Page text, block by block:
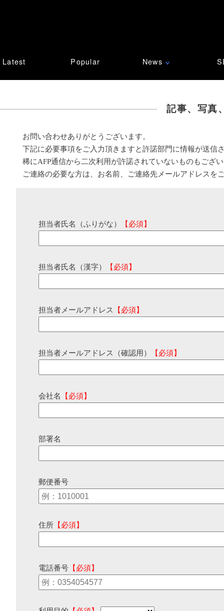
Latest Popular News ∨
記事、写真
お問い合わせありがとうございます。
下記に必要事項をご入力頂きますと許諾部門に情報が送信
稀にAFP通信から二次利用が許諾されていないものもござ
ご連絡の必要な方は、お名前、ご連絡先メールアドレスを
担当者氏名（ふりがな） 【必須】
担当者氏名（漢字） 【必須】
担当者メールアドレス 【必須】
担当者メールアドレス（確認用） 【必須】
会社名 【必須】
部署名
郵便番号
住所 【必須】
電話番号 【必須】